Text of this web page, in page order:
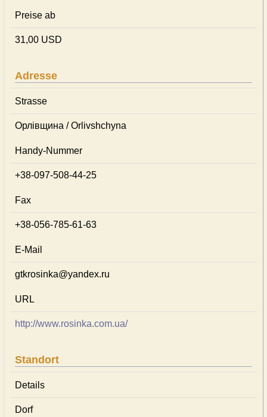
Preise ab
31,00 USD
Adresse
Strasse
Орлівщина / Orlivshchyna
Handy-Nummer
+38-097-508-44-25
Fax
+38-056-785-61-63
E-Mail
gtkrosinka@yandex.ru
URL
http://www.rosinka.com.ua/
Standort
Details
Dorf